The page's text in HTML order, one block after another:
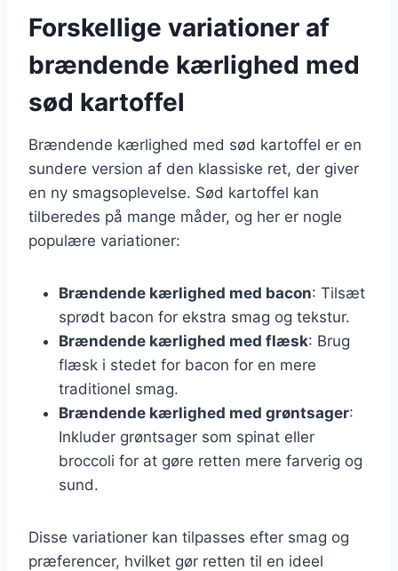
Forskellige variationer af
brændende kærlighed med
sød kartoffel
Brændende kærlighed med sød kartoffel er en
sundere version af den klassiske ret, der giver
en ny smagsoplevelse. Sød kartoffel kan
tilberedes på mange måder, og her er nogle
populære variationer:
Brændende kærlighed med bacon: Tilsæt
sprødt bacon for ekstra smag og tekstur.
Brændende kærlighed med flæsk: Brug
flæsk i stedet for bacon for en mere
traditionel smag.
Brændende kærlighed med grøntsager:
Inkluder grøntsager som spinat eller
broccoli for at gøre retten mere farverig og
sund.
Disse variationer kan tilpasses efter smag og
præferencer, hvilket gør retten til en ideel